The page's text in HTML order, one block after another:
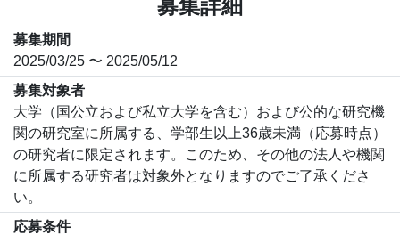
募集詳細
募集期間
2025/03/25 〜 2025/05/12
募集対象者
大学（国公立および私立大学を含む）および公的な研究機
関の研究室に所属する、学部生以上36歳未満（応募時点）
の研究者に限定されます。このため、その他の法人や機関
に所属する研究者は対象外となりますのでご了承くださ
い。
応募条件